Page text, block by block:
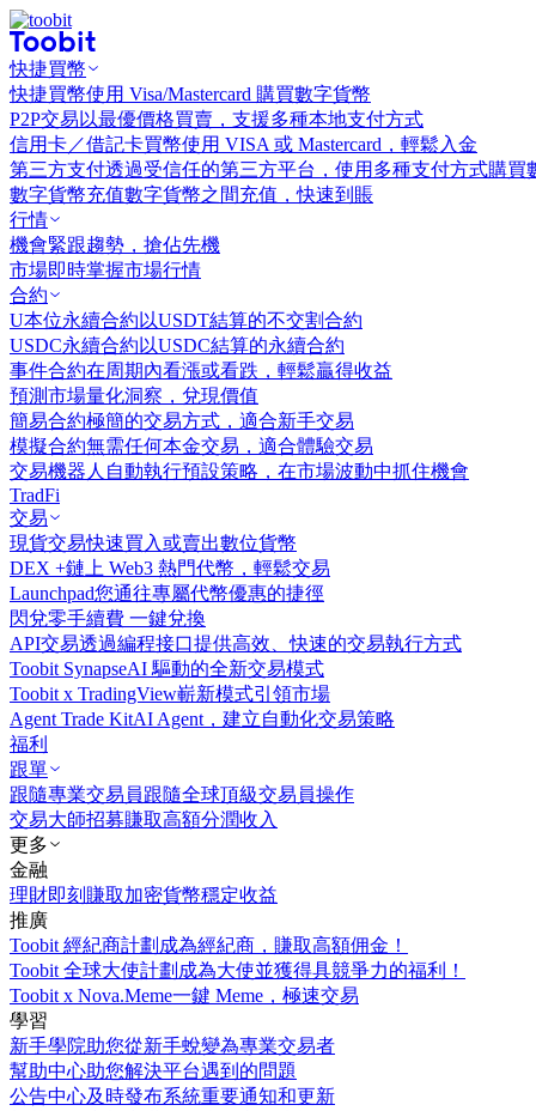
快捷買幣
快捷買幣使用 Visa/Mastercard 購買數字貨幣
P2P交易 以最優價格買賣，支援多種本地支付方式
信用卡／借記卡買幣使用 VISA 或 Mastercard，輕鬆入金
第三方支付透過受信任的第三方平台，使用多種支付方式購買
數字貨幣充值數字貨幣之間充值，快速到賬
行情
機會緊跟趨勢，搶佔先機
市場即時掌握市場行情
合約
U本位永續合約 以USDT結算的不交割合約
USDC永續合約 以USDC結算的永續合約
事件合約在周期內看漲或看跌，輕鬆贏得收益
預測市場量化洞察，兌現價值
簡易合約極簡的交易方式，適合新手交易
模擬合約無需任何本金交易，適合體驗交易
交易機器人 自動執行預設策略，在市場波動中抓住機會
TradFi
交易
現貨交易快速買入或賣出數位貨幣
DEX +鏈上 Web3 熱門代幣，輕鬆交易
Launchpad您通往專屬代幣優惠的捷徑
閃兌零手續費 一鍵兌換
API交易透過編程接口提供高效、快速的交易執行方式
Toobit SynapseAI 驅動的全新交易模式
Toobit x TradingView嶄新模式引領市場
Agent Trade KitAI Agent，建立自動化交易策略
福利
跟單
跟隨專業交易員跟隨全球頂級交易員操作
交易大師招募賺取高額分潤收入
更多
金融
理財即刻賺取加密貨幣穩定收益
推廣
Toobit 經紀商計劃 成為經紀商，賺取高額佣金！
Toobit 全球大使計劃 成為大使並獲得具競爭力的福利！
Toobit x Nova.Meme一鍵 Meme，極速交易
學習
新手學院助您從新手蛻變為專業交易者
幫助中心助您解決平台遇到的問題
公告中心及時發布系統重要通知和更新